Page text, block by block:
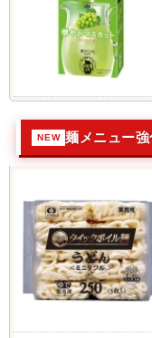
麺メニュー強